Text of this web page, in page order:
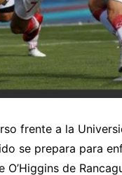
frente a la
se prepara para
O’Higgins de